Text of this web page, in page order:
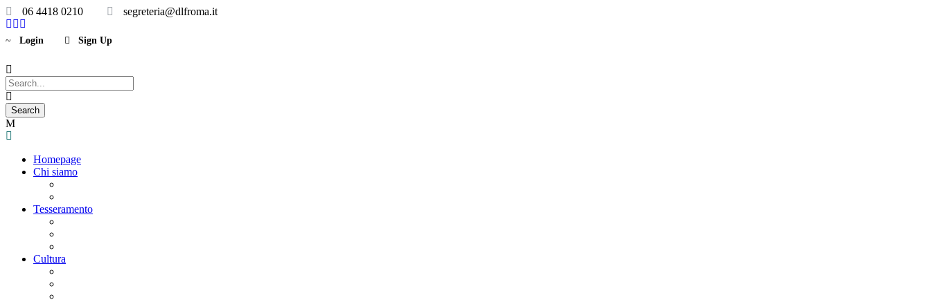
06 4418 0210 segreteria@dlfroma.it
Login Sign Up
Homepage
Chi siamo
Tesseramento
Cultura